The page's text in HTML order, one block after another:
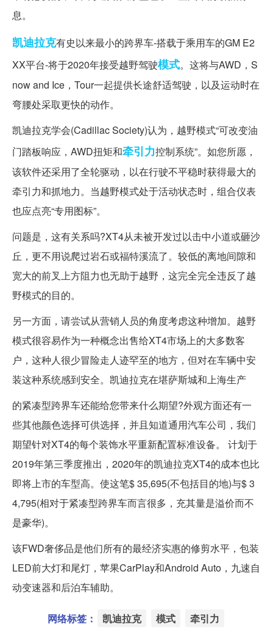
息。
凯迪拉克有史以来最小的跨界车-搭载于乘用车的GM E2
XX平台​​-将于2020年接受越野驾驶模式。这将与AWD，S
now and Ice，Tour一起提供长途舒适驾驶，以及运动时在
弯腰处采取更快的动作。
凯迪拉克学会(Cadillac Society)认为，越野模式“可改变油
门踏板响应，AWD扭矩和牵引力控制系统”。如您所愿，
该软件还采用了全轮驱动，以在行驶不平稳时获得最大的
牵引力和抓地力。当越野模式处于活动状态时，组合仪表
也应点亮“专用图标”。
问题是，这有关系吗?XT4从未被开发过以击中小道或砸沙
丘，更不用说爬过岩石或福特溪流了。较低的离地间隙和
宽大的前叉上方阻力也无助于越野，这完全完全违反了越
野模式的目的。
另一方面，请尝试从营销人员的角度考虑这种增加。越野
模式很容易作为一种概念出售给XT4市场上的大多数客
户，这种人很少冒险走人迹罕至的地方，但对在车辆中安
装这种系统感到安全。凯迪拉克在堪萨斯城和上海生产
的紧凑型跨界车还能给您带来什么期望?外观方面还有一
些其他颜色选择可供选择，并且知道通用汽车公司，我们
期望针对XT4的每个装饰水平重新配置标准设备。 计划于
2019年第三季度推出，2020年的凯迪拉克XT4的成本也比
即将上市的车型高。使这笔$ 35,695(不包括目的地)与$ 3
4,795(相对于紧凑型跨界车而言很多，充其量是溢价而不
是豪华)。
该FWD奢侈品是他们所有的最经济实惠的修剪水平，包装
LED前大灯和尾灯，苹果CarPlay和Android Auto，九速自
动变速器和后泊车辅助。
网络标签： 凯迪拉克 模式 牵引力